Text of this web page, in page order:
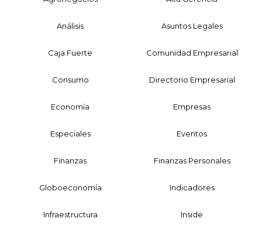
Análisis Asuntos Legales
Caja Fuerte Comunidad Empresarial
Consumo Directorio Empresarial
Economía Empresas
Especiales Eventos
Finanzas Finanzas Personales
Globoeconomía Indicadores
Infraestructura Inside